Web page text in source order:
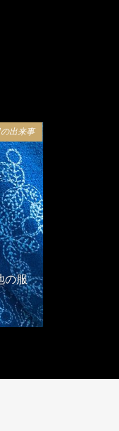
出来事
の服